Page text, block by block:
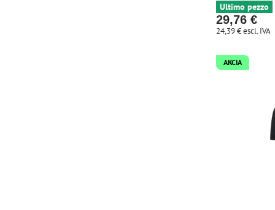
Ultimo pezzo
29,76 €
24,39 €escl. IVA
AKCIA